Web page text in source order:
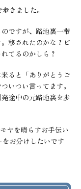
きました。
ですが、路地裏一帯
移されたのかな？ビ
てるのかしら？
ると「ありがとうご
いつい言ってます。
途中の元路地裏を歩
ヤを晴らすお手伝い
お分けしたいです